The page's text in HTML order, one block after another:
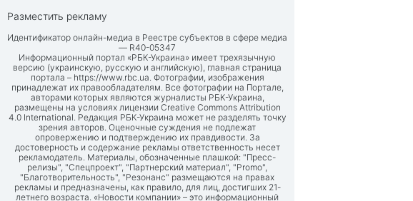
Разместить рекламу
Идентификатор онлайн-медиа в Реестре субъектов в сфере медиа
— R40-05347
Информационный портал «РБК-Украина» имеет трехязычную
версию (украинскую, русскую и английскую), главная страница
портала – https://www.rbc.ua. Фотографии, изображения
принадлежат их правообладателям. Все фотографии на Портале,
авторами которых являются журналисты РБК-Украина,
размещены на условиях лицензии Creative Commons Attribution
4.0 International. Редакция РБК-Украина может не разделять точку
зрения авторов. Оценочные суждения не подлежат
опровержению и подтверждению их правдивости. За
достоверность и содержание рекламы ответственность несет
рекламодатель. Материалы, обозначенные плашкой: "Пресс-
релизы", "Спецпроект", "Партнерский материал", "Promo",
"Благотворительность", "Резонанс" размещаются на правах
рекламы и предназначены, как правило, для лиц, достигших 21-
летнего возраста. «Новости компании» – это информационный